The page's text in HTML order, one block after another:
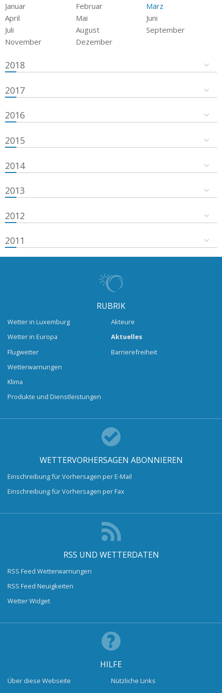
Januar Februar
März
April
Mai
Juni
Juli
August
September
November
Dezember
2018
2017
2016
2015
2014
2013
2012
2011
RUBRIK
Wetter in Luxemburg
Wetter in Europa
Flugwetter
Wetterwarnungen
Klima
Produkte und Dienstleistungen
Akteure
Aktuelles
Barrierefreiheit
WETTERVORHERSAGEN ABONNIEREN
Einschreibung für Vorhersagen per E-Mail
Einschreibung für Vorhersagen per Fax
RSS UND WETTERDATEN
RSS Feed Wetterwarnungen
RSS Feed Neuigkeiten
Wetter Widget
HILFE
Über diese Webseite
Nützliche Links